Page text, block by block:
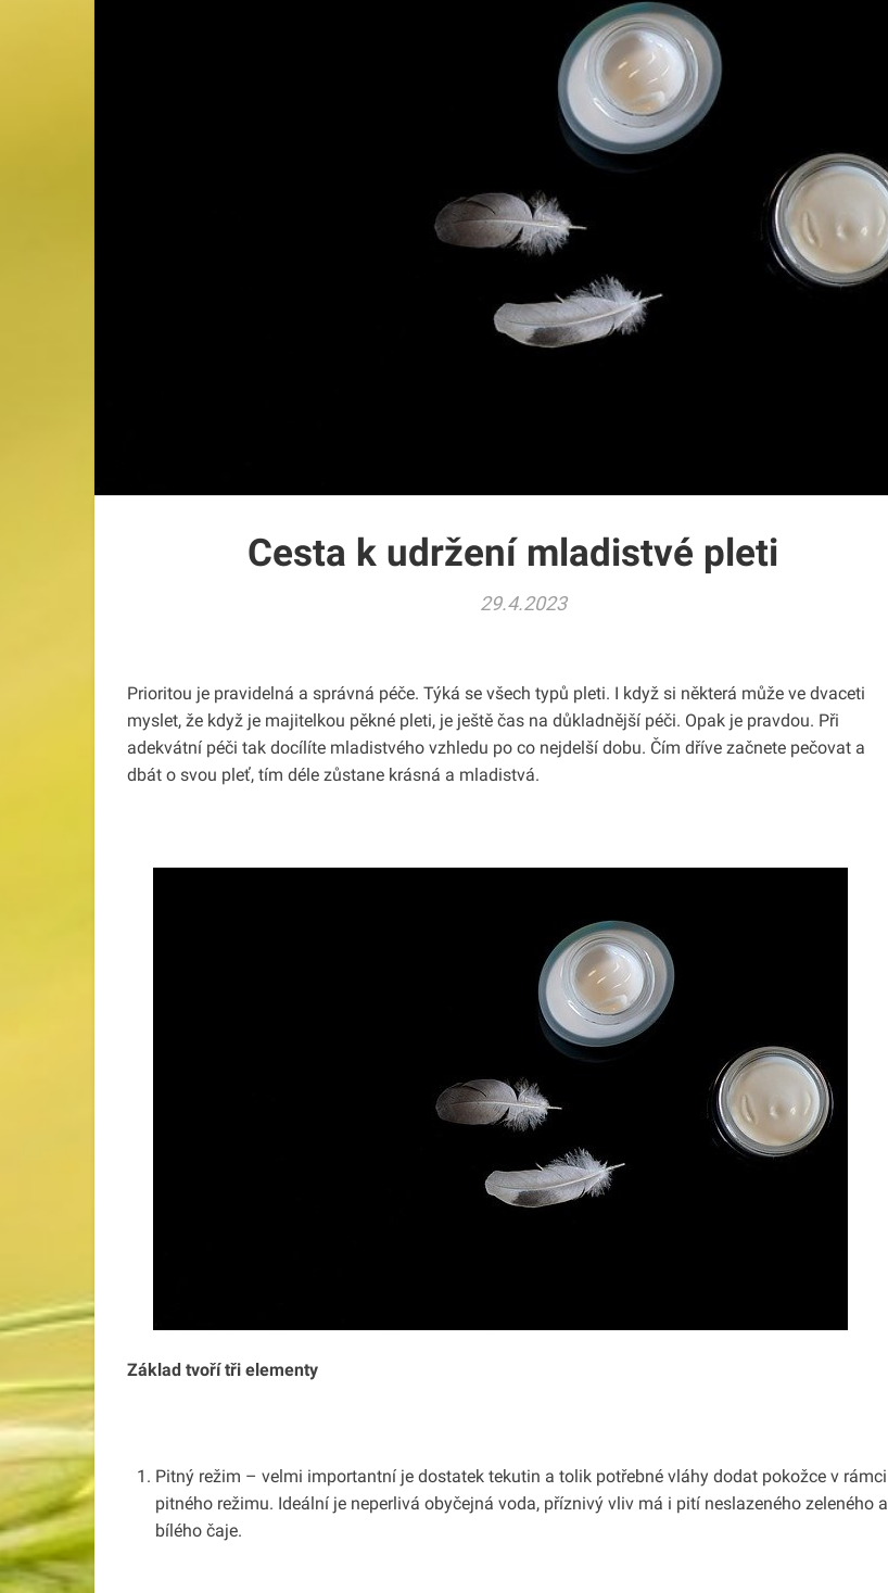
Cesta k udržení mladistvé pleti
29.4.2023
Prioritou je pravidelná a správná péče. Týká se všech typů pleti. I když si některá může ve dvaceti
myslet, že když je majitelkou pěkné pleti, je ještě čas na důkladnější péči. Opak je pravdou. Při
adekvátní péči tak docílíte mladistvého vzhledu po co nejdelší dobu. Čím dříve začnete pečovat a
dbát o svou pleť, tím déle zůstane krásná a mladistvá.
Základ tvoří tři elementy
Pitný režim – velmi importantní je dostatek tekutin a tolik potřebné vláhy dodat pokožce v rámci
pitného režimu. Ideální je neperlivá obyčejná voda, příznivý vliv má i pití neslazeného zeleného a
bílého čaje.